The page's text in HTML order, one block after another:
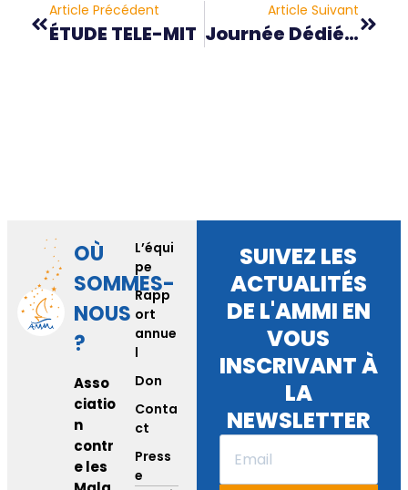
Article Précédent
ÉTUDE TELE-MIT
Article Suivant
Journée Dédiée À La Transition Vers L’âge Adulte Des Adolescent(e)s Atteint(e)s De Maladies Rares
OÙ
SOMMES-
NOUS
?
Asso
ciatio
n
contr
e les
L’équi
pe
Rapp
ort
annue
l
Don
Conta
ct
Press
e
SUIVEZ LES
ACTUALITÉS
DE L'AMMI EN
VOUS
INSCRIVANT À
LA
NEWSLETTER